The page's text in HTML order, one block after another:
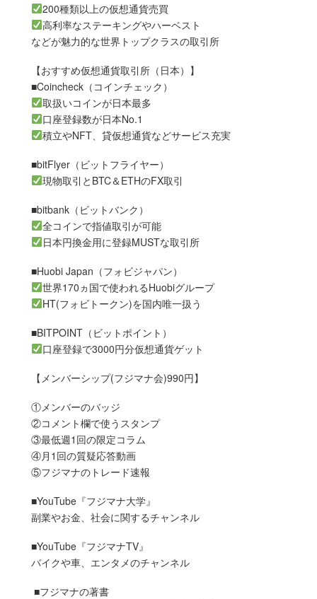
200種類以上の仮想通貨売買
高利率なステーキングやハーベスト
などが魅力的な世界トップクラスの取引所
【おすすめ仮想通貨取引所（日本）】
■Coincheck（コインチェック）
取扱いコインが日本最多
口座登録数が日本No.1
積立やNFT、貸仮想通貨などサービス充実
■bitFlyer（ビットフライヤー）
現物取引とBTC＆ETHのFX取引
■bitbank（ビットバンク）
全コインで指値取引が可能
日本円換金用に登録MUSTな取引所
■Huobi Japan（フォビジャパン）
世界170ヵ国で使われるHuobiグループ
HT(フォビトークン)を国内唯一扱う
■BITPOINT（ビットポイント）
口座登録で3000円分仮想通貨ゲット
【メンバーシップ(フジマナ会)990円】
①メンバーのバッジ
②コメント欄で使うスタンプ
③最低週1回の限定コラム
④月1回の質疑応答動画
⑤フジマナのトレード速報
■YouTube『フジマナ大学』
副業やお金、社会に関するチャンネル
■YouTube『フジマナTV』
バイクや車、エンタメのチャンネル
■フジマナの著書